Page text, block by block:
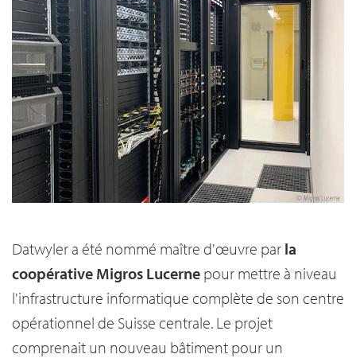
Datwyler a été nommé maître d'œuvre par la
coopérative Migros Lucerne pour mettre à niveau
l'infrastructure informatique complète de son centre
opérationnel de Suisse centrale. Le projet
comprenait un nouveau bâtiment pour un